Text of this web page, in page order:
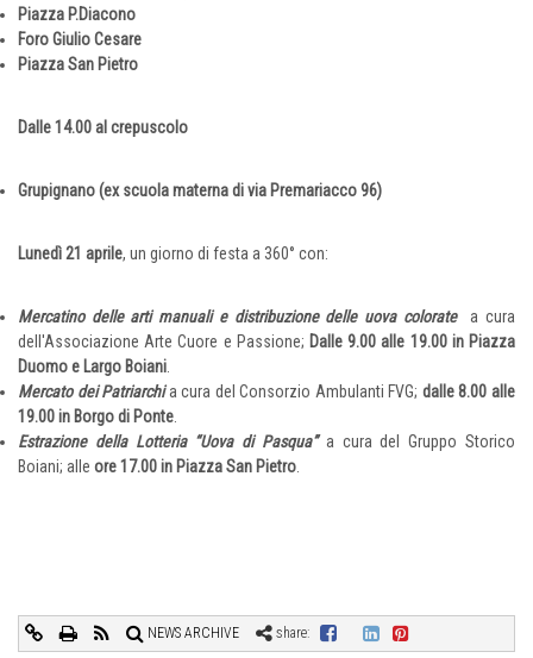
Piazza P.Diacono
Foro Giulio Cesare
Piazza San Pietro
Dalle 14.00 al crepuscolo
Grupignano (ex scuola materna di via Premariacco 96)
Lunedì 21 aprile, un giorno di festa a 360° con:
Mercatino delle arti manuali e distribuzione delle uova colorate
a cura
dell'Associazione Arte Cuore e Passione; Dalle 9.00 alle 19.00 in Piazza
Duomo e Largo Boiani
Mercato dei Patriarchia cura del Consorzio Ambulanti FVG; dalle 8.00 alle
19.00 in Borgo di Ponte
Estrazione della Lotteria “Uova di Pasqua”a cura del Gruppo Storico
Boiani; alle ore 17.00 in Piazza San Pietro
NEWS ARCHIVE share: